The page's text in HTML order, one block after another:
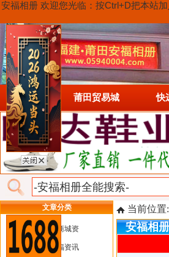
安福相册 欢迎您光临：按Ctrl+D把本站
首页 莆田贸易城 快
文章分类
莆田电商城资
莆田安福资讯
当前位置:
安福相